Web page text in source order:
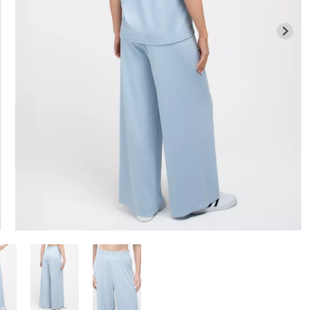
Бесшовная бразилиана с
легкой коррекцией
BRASILIAN SHAPEWEAR
black (черный) Giulia
369 грн.